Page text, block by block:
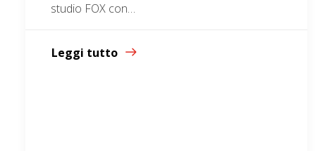
studio FOX con…
Leggi tutto